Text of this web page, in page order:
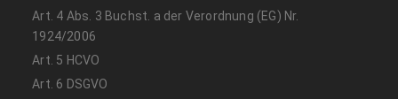
Art. 4 Abs. 3 Buchst. a der Verordnung (EG) Nr.
1924/2006
Art. 5 HCVO
Art. 6 DSGVO